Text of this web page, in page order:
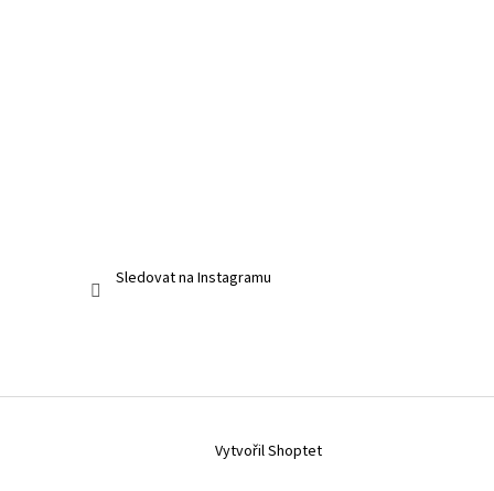
Sledovat na Instagramu
Vytvořil Shoptet